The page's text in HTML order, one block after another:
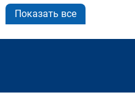
Показать все